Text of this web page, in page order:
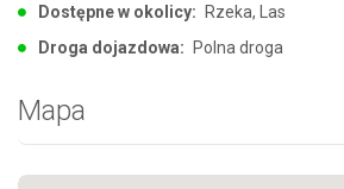
Dostępne w okolicy: Rzeka, Las
Droga dojazdowa: Polna droga
Mapa